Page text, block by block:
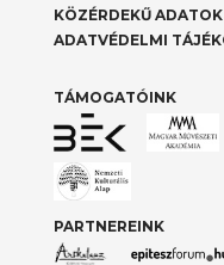
KÖZÉRDEKŰ ADATOK
ADATVÉDELMI
TÁMOGATÓINK
PARTNEREINK